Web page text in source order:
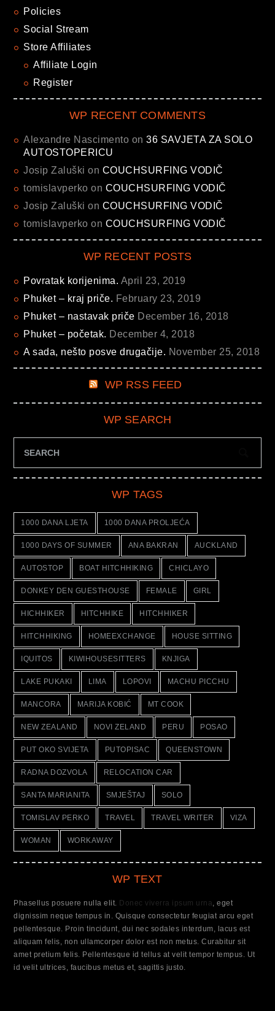
Policies
Social Stream
Store Affiliates
Affiliate Login
Register
WP RECENT COMMENTS
Alexandre Nascimento on36 SAVJETA ZA SOLO
AUTOSTOPERICU
Josip Zaluški on COUCHSURFING VODIČ
tomislavperko on COUCHSURFING VODIČ
Josip Zaluški on COUCHSURFING VODIČ
tomislavperko on COUCHSURFING VODIČ
WP RECENT POSTS
Povratak korijenima. April 23, 2019
Phuket – kraj priče. February 23, 2019
Phuket – nastavak priče December 16, 2018
Phuket – početak. December 4, 2018
A sada, nešto posve drugačije. November 25, 2018
WP RSS FEED
WP SEARCH
WP TAGS
1000 DANA LJETA 1000 DANA PROLJEĆA
1000 DAYS OF SUMMER ANA BAKRAN AUCKLAND
AUTOSTOP BOAT HITCHHIKING CHICLAYO
DONKEY DEN GUESTHOUSE FEMALE GIRL
HICHHIKER HITCHHIKE HITCHHIKER
HITCHHIKING HOMEEXCHANGE HOUSE SITTING
IQUITOS KIWIHOUSESITTERS KNJIGA
LAKE PUKAKI LIMA LOPOVI MACHU PICCHU
MANCORA MARIJA KOBIĆ MT COOK
NEW ZEALAND NOVI ZELAND PERU POSAO
PUT OKO SVIJETA PUTOPISAC QUEENSTOWN
RADNA DOZVOLA RELOCATION CAR
SANTA MARIANITA SMJEŠTAJ SOLO
TOMISLAV PERKO TRAVEL TRAVEL WRITER VIZA
WOMAN WORKAWAY
WP TEXT
Phasellus posuere nulla elit. Donec viverra ipsum urna, eget
dignissim neque tempus in. Quisque consectetur feugiat arcu eget
pellentesque. Proin tincidunt, dui nec sodales interdum, lacus est
aliquam felis, non ullamcorper dolor est non metus. Curabitur sit
amet pretium felis. Pellentesque id tellus at velit tempor tempus. Ut
id velit ultrices, faucibus metus et, sagittis justo.